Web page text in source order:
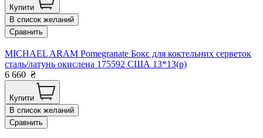
Купити
В список желаний
Сравнить
MICHAEL ARAM Pomegranate Бокс для коктельних серветок
сталь/латунь окислена 175592 США 13*13(р)
6 660 ₴
Купити
В список желаний
Сравнить